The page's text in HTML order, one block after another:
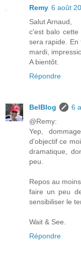
Remy 6 août
Salut Arnaud,
c'est balo
sera rapide. En
mardi,
A bientôt.
Répondre
BelBlog
6
@Remy:
Yep,
d'objectif ce
dramatique,
peu.
Repos au
faire un peu
sensibiliser le
Wait & See.
Répondre